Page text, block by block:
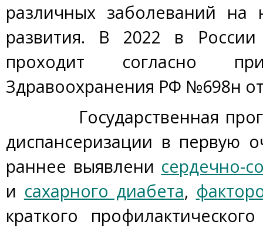
различных заболеваний на
развития. В 2022 в
проходит согласно
Здравоохранения РФ №698н от
Государственная
диспансеризации в первую
раннее выявлени сердечно-
и сахарного диабета,
краткого